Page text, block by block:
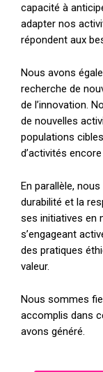
capacité à
adapter nos
répondent aux
Nous avons
recherche de
de l’innovation.
de nouvelles
populations
d’activités
En parallèle,
durabilité et la
ses initiatives en
s’engageant
des pratiques
valeur.
Nous sommes
accomplis dans
avons généré.